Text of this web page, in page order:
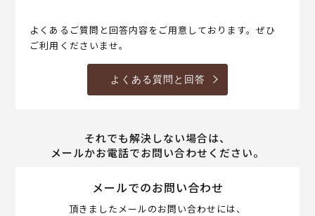
よくあるご質問と回答内容をご用意しております。ぜひ
ご利用くださいませ。
よくある質問と回答
それでも解決しない場合は、
メールかお電話でお問い合わせください。
メールでのお問い合わせ
頂きましたメールのお問い合わせには、